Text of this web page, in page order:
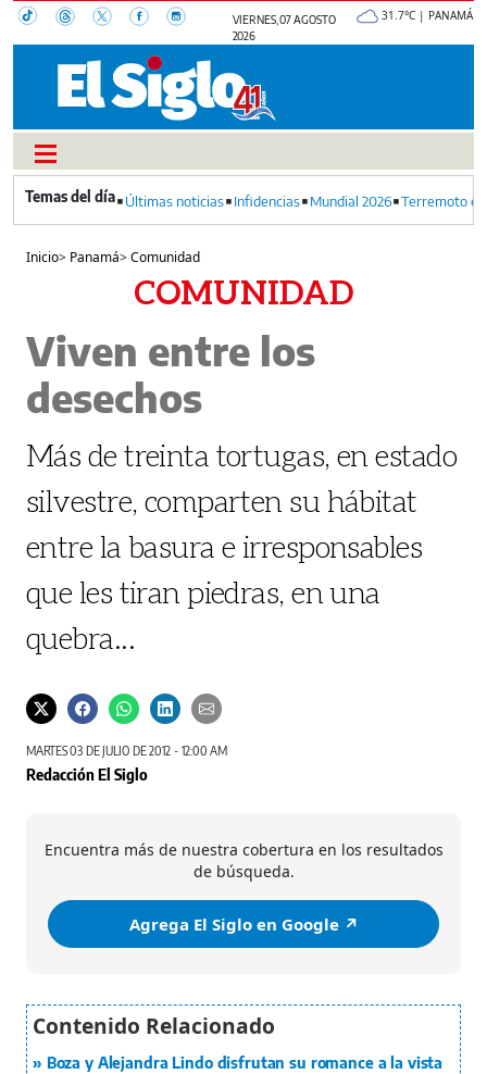
VIERNES, 07 AGOSTO
2026
31.7°C | PANAMÁ
Últimas noticias Infidencias Mundial 2026 Terremoto
Inicio> Panamá>Comunidad
COMUNIDAD
Viven entre los
desechos
Más de treinta tortugas, en estado
silvestre, comparten su hábitat
entre la basura e irresponsables
que les tiran piedras, en una
quebra...
MARTES 03 DE JULIO DE 2012 - 12:00 AM
Redacción El Siglo
Encuentra más de nuestra cobertura en los resultados
de búsqueda.
Agrega El Siglo en Google ↗️
Boza y Alejandra Lindo disfrutan su romance a la vista